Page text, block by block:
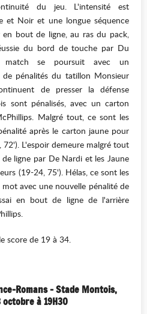
du jeu. L'intensité est
et Noir et une longue séquence
bout de ligne, au ras du pack,
du bord de touche par Du
match se poursuit avec un
pénalités du tatillon Monsieur
de presser la défense
sont pénalisés, avec un carton
Malgré tout, ce sont les
après le carton jaune pour
L'espoir demeure malgré tout
ligne par De Nardi et les Jaune
(19-24, 75'). Hélas, ce sont les
avec une nouvelle pénalité de
en bout de ligne de l'arrière
score de 19 à 34.
Romans - Stade Montois,
octobreà 19H30